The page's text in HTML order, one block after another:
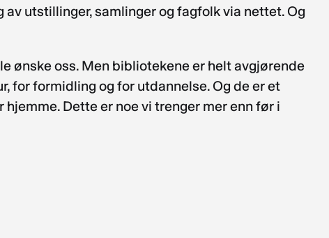
utstillinger, samlinger og fagfolk via nettet. Og
ønske oss. Men bibliotekene er helt avgjørende
for formidling og for utdannelse. Og de er et
Dette er noe vi trenger mer enn før i